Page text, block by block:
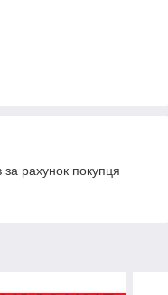
рахунок покупця